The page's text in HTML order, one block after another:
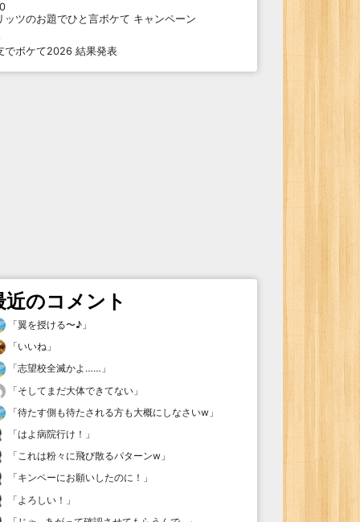
ッツのお題でひと言ボケて キャンペーン
でボケて2026 結果発表
近のコメント
「翼を授ける〜♪ 」
「いいね 」
「志望校全滅かよ…… 」
「そしてまだ大体できてない 」
「待たす側も待たされる方も大概にしなさいw 」
「はよ病院行け！ 」
「これは粉々に飛び散るパターンw 」
「キンペーにお願いしたのに！ 」
「 よろしい！ 」